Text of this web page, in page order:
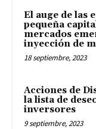
El auge de las
pequeña
mercados
inyección de
18 septiembre, 2023
Acciones de
la lista de
inversores
9 septiembre, 2023